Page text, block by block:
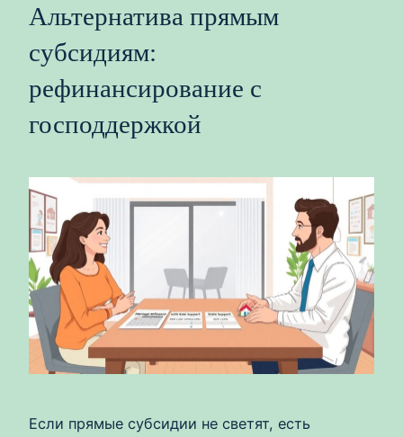
Альтернатива прямым
субсидиям:
рефинансирование с
господдержкой
Если прямые субсидии не светят, есть